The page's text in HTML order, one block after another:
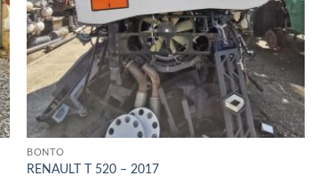
BONTÓ
RENAULT T 520 – 2017